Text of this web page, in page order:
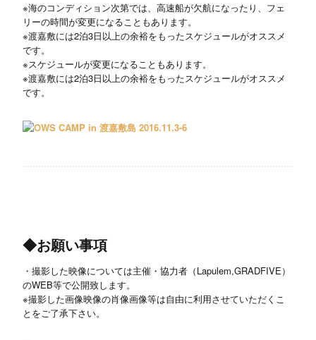
※海のコンディション次第では、高速船が欠航になったり、フェ
リーの時間が変更になることもあります。
※渡嘉敷には2泊3日以上の余裕をもったスケジュールがオススメ
です。
※スケジュールが変更になることもあります。
※渡嘉敷には2泊3日以上の余裕をもったスケジュールがオススメ
です。
◆お願い事項
・撮影した映像については主催・協力者（Lapulem,GRADFIVE）
のWEB等で公開致します。
※撮影した画像映像の肖像画像等は自由に利用させていただくこ
とをご了承下さい。